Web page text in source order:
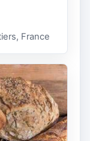
France